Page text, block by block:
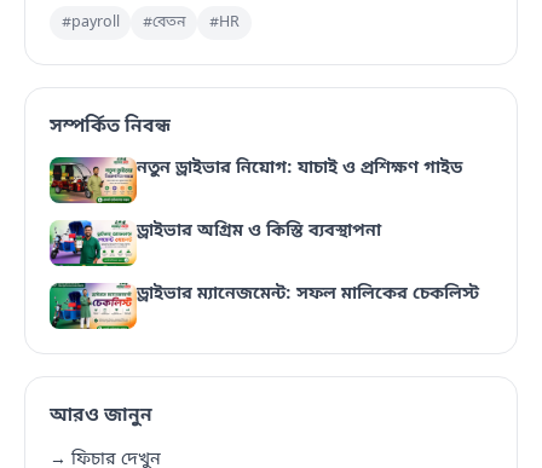
#payroll #বেতন #HR
সম্পর্কিত নিবন্ধ
নতুন ড্রাইভার নিয়োগ: যাচাই ও প্রশিক্ষণ গাইড
ড্রাইভার অগ্রিম ও কিস্তি ব্যবস্থাপনা
ড্রাইভার ম্যানেজমেন্ট: সফল মালিকের চেকলিস্ট
আরও জানুন
→ ফিচার দেখুন